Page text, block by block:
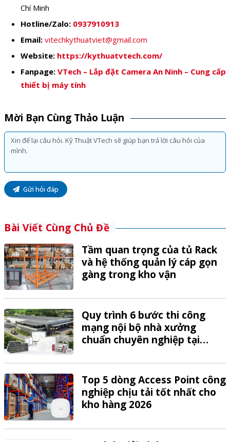
Chí Minh
Hotline/Zalo: 0937910913
Email: vitechkythuatviet@gmail.com
Website: https://kythuatvtech.com/
Fanpage: VTech – Lắp đặt Camera An Ninh – Cung cấp
thiết bị máy tính
Mời Bạn Cùng Thảo Luận
Gửi hỏi đáp
Bài Viết Cùng Chủ Đề
Tầm quan trọng của tủ Rack
và hệ thống quản lý cáp gọn
gàng trong kho vận
Quy trình 6 bước thi công
mạng nội bộ nhà xưởng
chuẩn chuyên nghiệp tại
Top 5 dòng Access Point công
nghiệp chịu tải tốt nhất cho
kho hàng 2026